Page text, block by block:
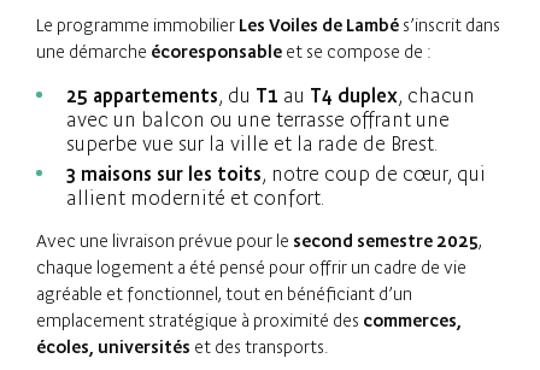
Le programme immobilier Les Voiles de Lambé s’inscrit dans
une démarche écoresponsable et se compose de :
25 appartements, du T1 au T4 duplex, chacun
avec un balcon ou une terrasse offrant une
superbe vue sur la ville et la rade de Brest.
3 maisons sur les toits, notre coup de cœur, qui
allient modernité et confort.
Avec une livraison prévue pour le second semestre 2025,
chaque logement a été pensé pour offrir un cadre de vie
agréable et fonctionnel, tout en bénéficiant d’un
emplacement stratégique à proximité des commerces,
écoles, universités et des transports.